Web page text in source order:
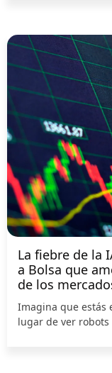
La fiebre de la
a Bolsa que
de los
Imagina que estás
lugar de ver